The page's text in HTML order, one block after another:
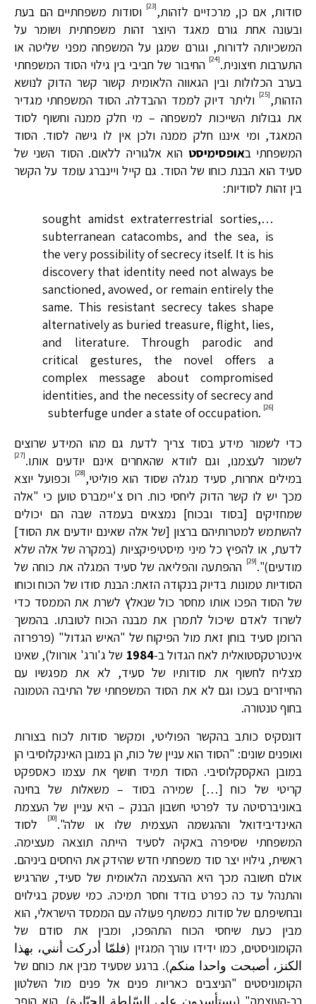
סודות, אם כן, מרכזיים לזהות,[23]
וסודות משפחתיים הם בעת
ובעונה אחת גורם מאגד היוצר זהות משפחתית ושומר על
המשכיותה לדורות, וגורם שמגן על המשפחה מפני שליטה או
התערבות חיצונית.[24]
החיבור של חביבי בין גילוי הסוד המשפחתי
בערב הכלולות ובין הגאווה הלאומית קשור קשר הדוק לנושא
הזהות,[25]
וליתר דיוק לממד ההבדלה. הסוד המשפחתי מגדיר
את גבולות השייכות למשפחה – מי חלק ממנה וחשוף לסוד
המאגד, ומי איננו חלק ממנה ולכן אין לו גישה לסוד. הסוד
המשפחתי באופסימיסט הוא אלגוריה ללאום. הסוד השני של
סעיד הוא הבנת כוחו של הסוד. גם קייל ויינברג עומד על הקשר
בין זהות לסודיות:
…sought amidst extraterrestrial sorties,
subterranean catacombs, and the sea, is
the very possibility of secrecy itself. It is his
discovery that identity need not always be
sanctioned, avowed, or remain entirely the
same. This resistant secrecy takes shape
alternatively as buried treasure, flight, lies,
and literature. Through parodic and
critical gestures, the novel offers a
complex message about compromised
identities, and the necessity of secrecy and
subterfuge under a state of occupation. [26]
כדי לשמור מידע בסוד צריך לדעת גם מהו המידע שרוצים
לשמור לעצמנו, וגם לוודא שהאחרים אינם יודעים אותו.[27]
במילים אחרות, סעיד מגלה שסוד הוא פוליטי,[28]
וכפועל יוצא
מכך יש לו קשר הדוק ליחסי כוח. רוס צ'יימברס טוען כי "אלה
שמחזיקים [בסוד ובכוח] נמצאים בעמדה שבה הם יכולים
להשתמש למטרותיהם ברצון [של אלה שאינם יודעים את הסוד]
לדעת, או להפיץ כל מיני מיסטיפיקציות (במקרה של אלה שלא
מודעים)".[29]
ההפתעה והפליאה של סעיד המגלה את כוחה של
הסודיות טמונות בדיוק בנקודה הזאת: הבנת סודו של הכוח וכוחו
של הסוד הפכו אותו מחסר כול שנאלץ לשרת את הממסד כדי
לשרוד לאדם שיכול לתמרן את מבנה הכוח לטובתו. בהמשך
הרומן סעיד בוחן זאת מול הפיקוח של "האיש הגדול" (פרפרזה
אינטרטקסטואלית לאח הגדול ב-1984 של ג'ורג' אורוול), שאינו
מצליח לחשוף את סודותיו של סעיד, לא את מפגשיו עם
החייזרים בעכו וגם לא את הסוד המשפחתי של התיבה הטמונה
בחוף טנטורה.
דונסקיס כותב בהקשר הפוליטי, ומקשר סודות לכוח בצורות
ואופנים שונים: "הסוד הוא עניין של כוח, הן במובן האינקלוסיבי הן
במובן האקסקלוסיבי. הסוד תמיד חושף את עצמו כאספקט
קריטי של כוח […] שמירה בסוד – משאלות של בחינה
באוניברסיטה עד לפרטי חשבון הבנק – היא עניין של העצמת
האינדיבידואל וההגשמה העצמית שלו או שלה".[30]
לסוד
המשפחתי שסיפרה באקיה לסעיד הייתה תוצאה מעצימה.
ראשית, גילויו יצר סוד משפחתי חדש שהידק את היחסים ביניהם.
אולם חשובה מכך היא ההעצמה הלאומית של סעיד, שהרגיש
והתנהל עד כה כפרט בודד וחסר תמיכה. כמי שעסק בגילוים
ובחשיפתם של סודות כמשתף פעולה עם הממסד הישראלי, הוא
מבין כעת שיחסי הכוח התהפכו, ומבין את סודם של
הקומוניסטים, כמו ידידו עורך המגזין (فلمّا أدركت أنني، بهذا
الكنز، أصبحت واحدا منكم). ברגע שסעיד מבין את כוחם של
הקומוניסטים "הניצבים כאריות פנים אל פנים מול השלטון
רב-העוצמה" (يستأسدون على السّلطة الجبّارة), הוא הופך